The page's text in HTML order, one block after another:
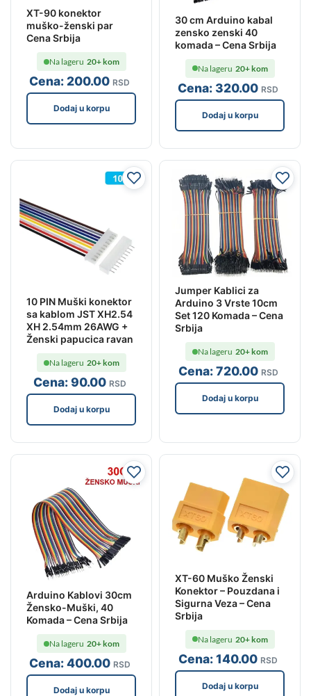
XT-90 konektor
muško-ženski par
Cena Srbija
Cena: 200.00 RSD
Na lageru 20+ kom
Dodaj u korpu
30 cm Arduino kabal
zensko zenski 40
komada – Cena Srbija
Cena:320.00 RSD
Na lageru 20+ kom
Dodaj u korpu
10 PIN Muški konektor
sa kablom JST XH2.54
XH 2.54mm 26AWG +
Ženski papucica ravan
Cena:90.00 RSD
Na lageru 20+ kom
Dodaj u korpu
Jumper Kablici za
Arduino 3 Vrste 10cm
Set 120 Komada – Cena
Srbija
Cena:720.00 RSD
Na lageru 20+ kom
Dodaj u korpu
Arduino Kablovi 30cm
Žensko-Muški, 40
Komada – Cena Srbija
Cena:400.00 RSD
Na lageru 20+ kom
Dodaj u korpu
XT-60 Muško Ženski
Konektor – Pouzdana i
Sigurna Veza – Cena
Srbija
Cena:140.00 RSD
Na lageru 20+ kom
Dodaj u korpu